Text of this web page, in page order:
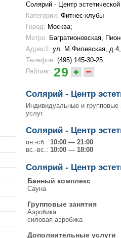
Солярий - Центр
Категории: Фитнес-клубы
Город: Москва;
Метро: Багратионовская,
Адрес1: ул. М.Филевская, д.4,
Телефон: (495) 145-30-25
Рейтинг: 29
Солярий - Центр
Индивидуальные и
услуг.
Солярий - Центр
пн.-сб.: 10:00 — 21:00
вс.-вс.: 10:00 — 18:00
Солярий - Центр
Банный комплекс
Сауна
Групповые занятия
Аэробика
силовая аэробика
Дополнительные услуги